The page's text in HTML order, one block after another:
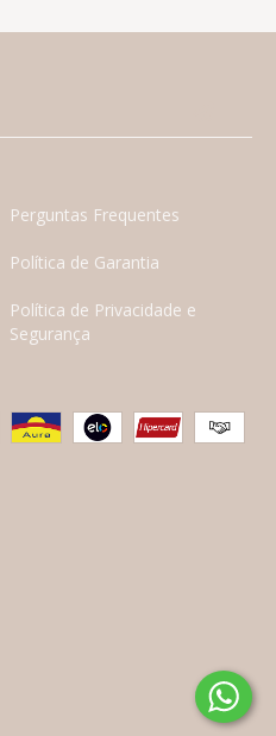
Perguntas Frequentes
Política de Garantia
Política de Privacidade e
Segurança